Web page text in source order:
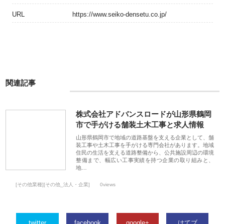
URL https://www.seiko-densetu.co.jp/
関連記事
株式会社アドバンスロードが山形県鶴岡
市で手がける舗装土木工事と求人情報
山形県鶴岡市で地域の道路基盤を支える企業として、舗
装工事や土木工事を手がける専門会社があります。地域
住民の生活を支える道路整備から、公共施設周辺の環境
整備まで、幅広い工事実績を持つ企業の取り組みと、
地…
[その他業種][その他_法人・企業] 0views